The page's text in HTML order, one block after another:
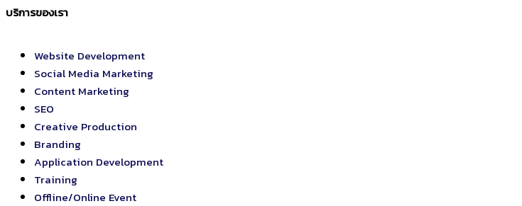
บริการของเรา
Website Development
Social Media Marketing
Content Marketing
SEO
Creative Production
Branding
Application Development
Training
Offline/Online Event